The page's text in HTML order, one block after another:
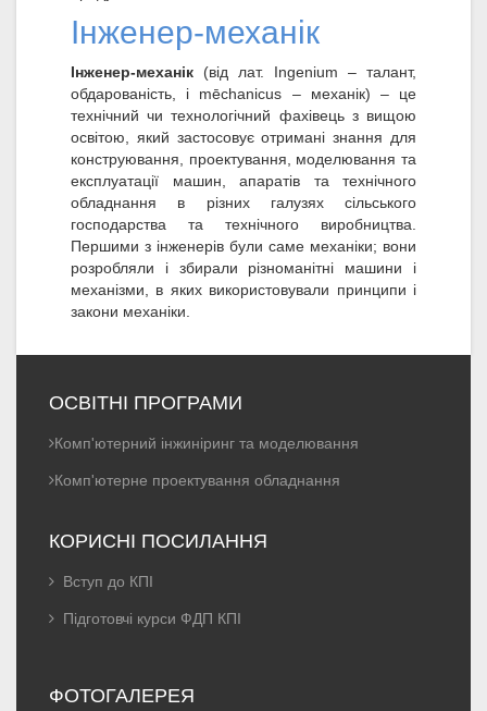
Інженер-механік
Інженер-механік (від лат. Ingenium – талант,
обдарованість, і mēchanicus – механік) – це
технічний чи технологічний фахівець з вищою
освітою, який застосовує отримані знання для
конструювання, проектування, моделювання та
експлуатації машин, апаратів та технічного
обладнання в різних галузях сільського
господарства та технічного виробництва.
Першими з інженерів були саме механіки; вони
розробляли і збирали різноманітні машини і
механізми, в яких використовували принципи і
закони механіки.
ОСВІТНІ ПРОГРАМИ
Комп'ютерний інжиніринг та моделювання
Комп'ютерне проектування обладнання
КОРИСНІ ПОСИЛАННЯ
Вступ до КПІ
Підготовчі курси ФДП КПІ
ФОТОГАЛЕРЕЯ